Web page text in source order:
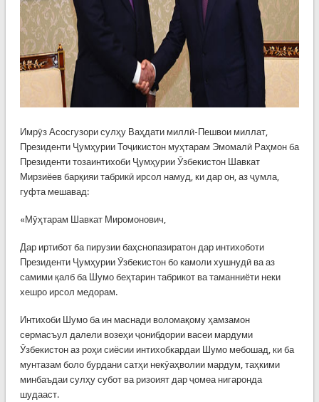
Имрӯз Асосгузори сулҳу Ваҳдати миллӣ-Пешвои миллат,
Президенти Ҷумҳурии Тоҷикистон муҳтарам Эмомалӣ Раҳмон ба
Президенти тозаинтихоби Ҷумҳурии Ӯзбекистон Шавкат
Мирзиёев барқияи табрикӣ ирсол намуд, ки дар он, аз ҷумла,
гуфта мешавад:
«Мӯҳтарам Шавкат Миромонович,
Дар иртибот ба пирузии баҳснопазиратон дар интихоботи
Президенти Ҷумҳурии Ӯзбекистон бо камоли хушнудӣ ва аз
самими қалб ба Шумо беҳтарин табрикот ва таманниёти неки
хешро ирсол медорам.
Интихоби Шумо ба ин маснади воломақому ҳамзамон
сермасъул далели возеҳи ҷонибдории васеи мардуми
Ӯзбекистон аз роҳи сиёсии интихобкардаи Шумо мебошад, ки ба
мунтазам боло бурдани сатҳи некӯаҳволии мардум, таҳкими
минбаъдаи сулҳу субот ва ризоият дар ҷомеа нигаронда
шудааст.